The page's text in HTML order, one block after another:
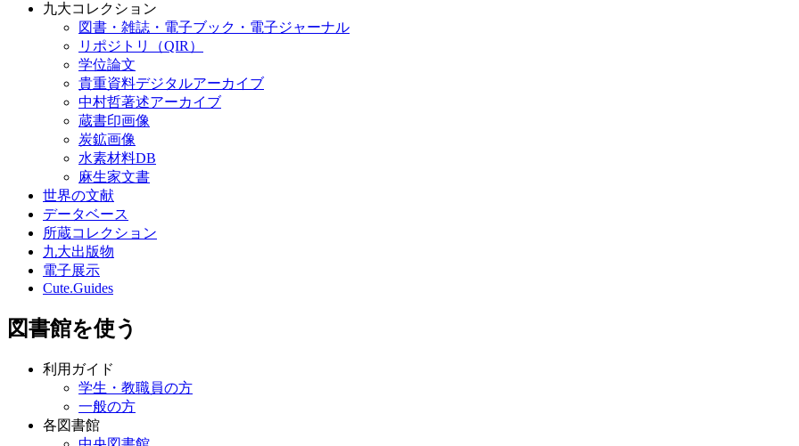
九大コレクション
図書・雑誌・電子ブック・電子ジャーナル
リポジトリ（QIR）
学位論文
貴重資料デジタルアーカイブ
中村哲著述アーカイブ
蔵書印画像
炭鉱画像
水素材料DB
麻生家文書
世界の文献
データベース
所蔵コレクション
九大出版物
電子展示
Cute.Guides
図書館を使う
利用ガイド
学生・教職員の方
一般の方
各図書館